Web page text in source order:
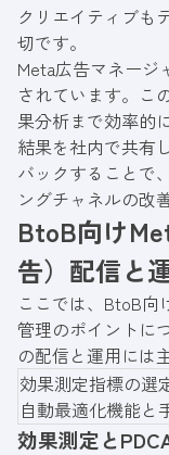
クリエイティブも
切です。
Meta広告マネージ
されています。こ
果分析まで効率的
結果を社内で共有
バックすることで
ングチャネルの改
BtoB向け
告）配信と
ここでは、BtoB向
管理のポイントに
の配信と運用には
効果測定指標の選
自動最適化機能と
効果測定と